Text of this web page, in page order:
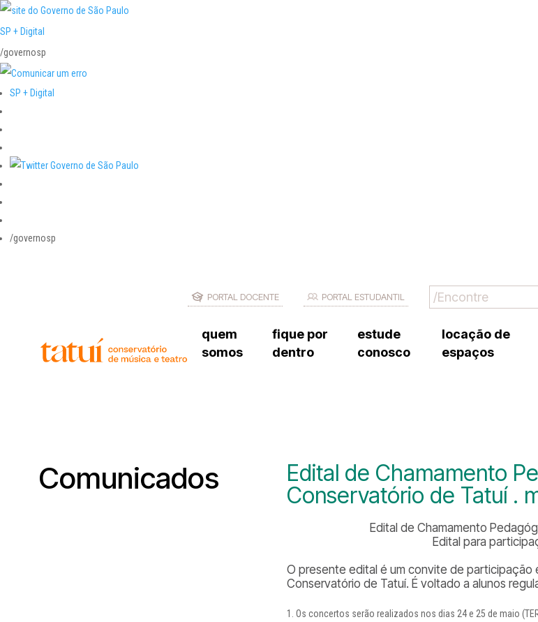
SP + Digital
/governosp
SP + Digital
/governosp
PORTAL DOCENTE PORTAL ESTUDANTIL
quem
somos
fique por
dentro
estude
conosco
locação de
espaços
Comunicados
Edital de Chamamento
Conservatório de Tatuí .
Edital de Chamamento
Edital para
O presente edital é um convite de
Conservatório de Tatuí. É voltado a alunos
Os concertos serão realizados nos dias 24 e 25 de maio